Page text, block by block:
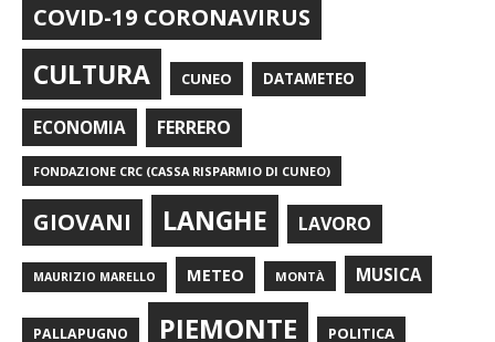
COVID-19 CORONAVIRUS
CULTURA CUNEO DATAMETEO
ECONOMIA FERRERO
FONDAZIONE CRC (CASSA RISPARMIO DI CUNEO)
GIOVANI LANGHE LAVORO
MAURIZIO MARELLO METEO MONTÀ MUSICA
PALLAPUGNO PIEMONTE POLITICA